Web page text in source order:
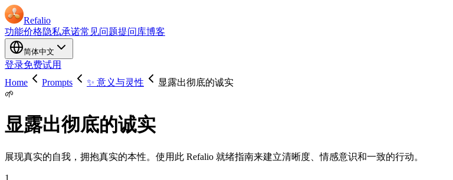
Refalio
功能价格隐私承诺常见问题提问库博客
简体中文
登录免费试用
Home
Prompts ✨ 意义与灵性
显露出彻底的诚实
🌱
显露出彻底的诚实
展现真实的自我，拥抱真实的本性。使用此 Refalio 就绪指南来建立清晰度、情感意识和一致的行动。
1